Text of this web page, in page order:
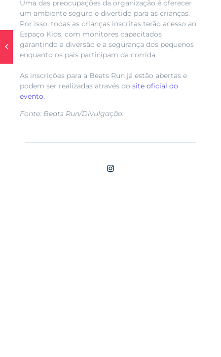
Uma das preocupações da organização é oferecer
um ambiente seguro e divertido para as crianças.
Por isso, todas as crianças inscritas terão acesso ao
Espaço Kids, com monitores capacitados
garantindo a diversão e a segurança dos pequenos
enquanto os pais participam da corrida.
As inscrições para a Beats Run já estão abertas e
podem ser realizadas através do site oficial do
evento.
Fonte: Beats Run/Divulgação.